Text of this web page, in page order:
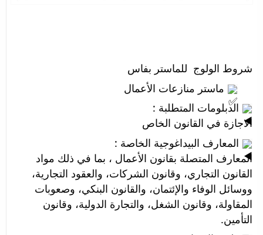
شروط الولوج  للماستر بفاس
ماستر منازعات الأعمال
الدبلومات المتطلبة :
الاجازة في القانون الخاص
المعارف البيداغوجية الخاصة :
التأمين.